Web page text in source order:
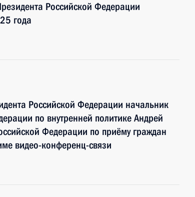
Российской Федерации
года
Российской Федерации начальник
по внутренней политике Андрей
Федерации по приёму граждан
видео-конференц-связи